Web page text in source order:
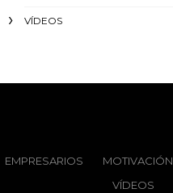
VÍDEOS
EMPRESARIOS MOTIVACIÓN
VÍDEOS